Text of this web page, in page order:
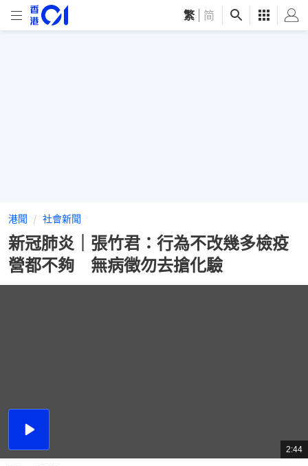
繁 简
港聞 社會新聞
新冠肺炎｜張竹君：行為不改幾多檢疫
營都不夠 無病徵勿去搶化驗
播
總
共
2:44